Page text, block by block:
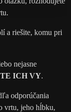
a riešite, komu pri
nejasne
ICH VY.
odporúčania
vrtu, jeho hĺbku,